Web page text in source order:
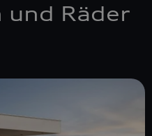
und Räder